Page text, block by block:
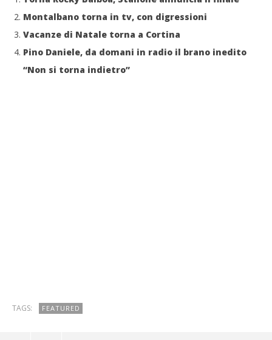
Montalbano torna in tv, con digressioni
Vacanze di Natale torna a Cortina
Pino Daniele, da domani in radio il brano inedito
“Non si torna indietro”
TAGS: FEATURED